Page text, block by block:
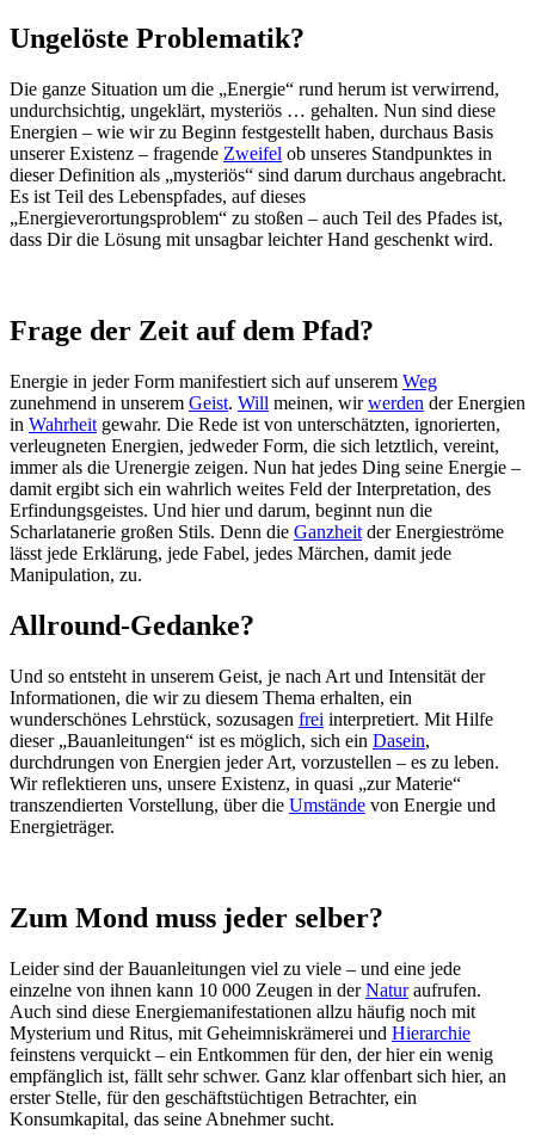
Ungelöste Problematik?
Die ganze Situation um die „Energie“ rund herum ist verwirrend,
undurchsichtig, ungeklärt, mysteriös … gehalten. Nun sind diese
Energien – wie wir zu Beginn festgestellt haben, durchaus Basis
unserer Existenz – fragende Zweifel ob unseres Standpunktes in
dieser Definition als „mysteriös“ sind darum durchaus angebracht.
Es ist Teil des Lebenspfades, auf dieses
„Energieverortungsproblem“ zu stoßen – auch Teil des Pfades ist,
dass Dir die Lösung mit unsagbar leichter Hand geschenkt wird.
Frage der Zeit auf dem Pfad?
Energie in jeder Form manifestiert sich auf unserem Weg
zunehmend in unserem Geist. Will meinen, wirwerden der Energien
in Wahrheit gewahr. Die Rede ist von unterschätzten, ignorierten,
verleugneten Energien, jedweder Form, die sich letztlich, vereint,
immer als die Urenergie zeigen. Nun hat jedes Ding seine Energie –
damit ergibt sich ein wahrlich weites Feld der Interpretation, des
Erfindungsgeistes. Und hier und darum, beginnt nun die
Scharlatanerie großen Stils. Denn die Ganzheit der Energieströme
lässt jede Erklärung, jede Fabel, jedes Märchen, damit jede
Manipulation, zu.
Allround-Gedanke?
Und so entsteht in unserem Geist, je nach Art und Intensität der
Informationen, die wir zu diesem Thema erhalten, ein
wunderschönes Lehrstück, sozusagen frei interpretiert. Mit Hilfe
dieser „Bauanleitungen“ ist es möglich, sich ein Dasein,
durchdrungen von Energien jeder Art, vorzustellen – es zu leben.
Wir reflektieren uns, unsere Existenz, in quasi „zur Materie“
transzendierten Vorstellung, über die Umstände von Energie und
Energieträger.
Zum Mond muss jeder selber?
Leider sind der Bauanleitungen viel zu viele – und eine jede
einzelne von ihnen kann 10 000 Zeugen in derNaturaufrufen.
Auch sind diese Energiemanifestationen allzu häufig noch mit
Mysterium und Ritus, mit Geheimniskrämerei und Hierarchie
feinstens verquickt – ein Entkommen für den, der hier ein wenig
empfänglich ist, fällt sehr schwer. Ganz klar offenbart sich hier, an
erster Stelle, für den geschäftstüchtigen Betrachter, ein
Konsumkapital, das seine Abnehmer sucht.